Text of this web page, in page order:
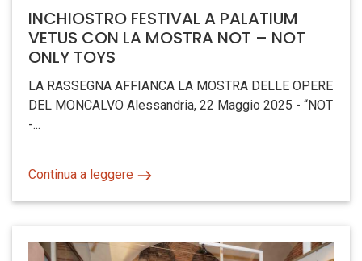
INCHIOSTRO FESTIVAL A PALATIUM
VETUS CON LA MOSTRA NOT – NOT
ONLY TOYS
LA RASSEGNA AFFIANCA LA MOSTRA DELLE OPERE
DEL MONCALVO Alessandria, 22 Maggio 2025 - “NOT
-...
Continua a leggere